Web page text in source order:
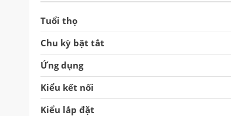
Tuổi thọ
Chu kỳ bật tắt
Ứng dụng
Kiểu kết nối
Kiểu lắp đặt